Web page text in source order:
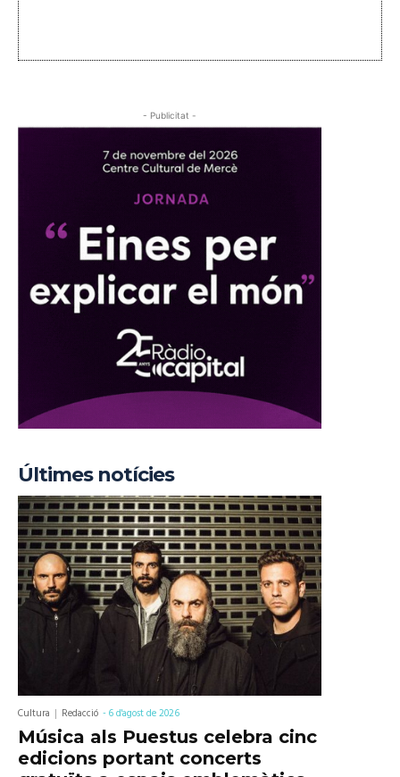
- Publicitat -
Últimes notícies
Cultura Redacció -6 d'agost de 2026
Música als Puestus celebra cinc
edicions portant concerts